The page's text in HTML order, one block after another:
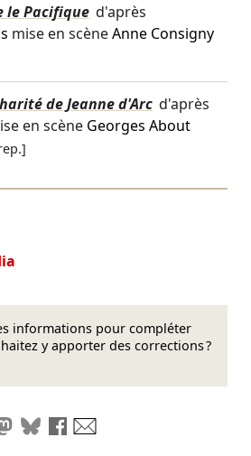
le Pacifique d'après
mise en scèneAnne Consigny
de Jeanne d'Arc d'après
en scène Georges About
informations pour compléter
y apporter des corrections ?
le liensur LinkedIn
Partager sur Mastodon
Partager sur Bluesky
Partager sur Facebook